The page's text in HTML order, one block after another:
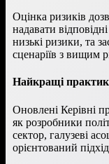
Оцінка ризиків
надавати
низькі ризики, та
сценаріїв з вищим
Найкращі
Оновлені Керівні
як розробники
сектор, галузеві
орієнтований